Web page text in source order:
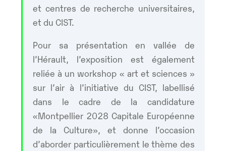
et centres de recherche universitaires,
et du CIST.
Pour sa présentation en vallée de
l’Hérault, l’exposition est également
reliée à un workshop « art et sciences »
sur l’air à l’initiative du CIST, labellisé
dans le cadre de la candidature
«Montpellier 2028 Capitale Européenne
de la Culture», et donne l’occasion
d’aborder particulièrement le thème des